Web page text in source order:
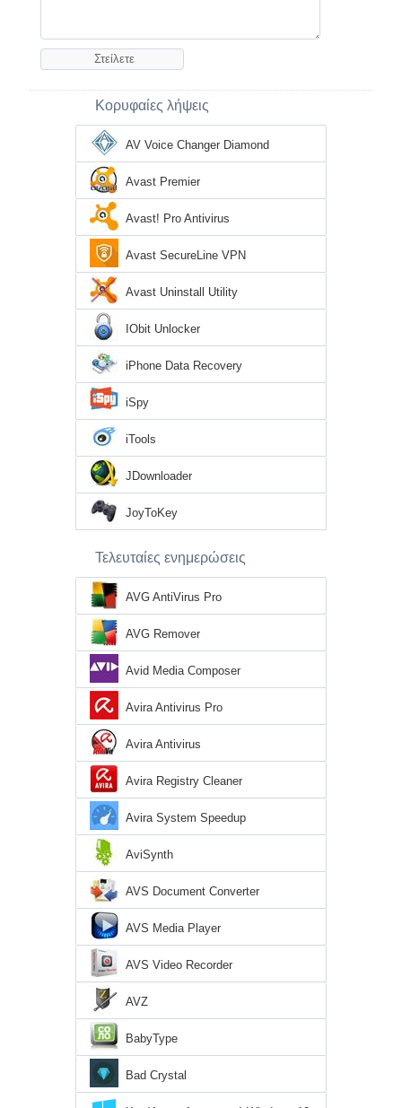
Κορυφαίες λήψεις
AV Voice Changer Diamond
Avast Premier
Avast! Pro Antivirus
Avast SecureLine VPN
Avast Uninstall Utility
IObit Unlocker
iPhone Data Recovery
iSpy
iTools
JDownloader
JoyToKey
Τελευταίες ενημερώσεις
AVG AntiVirus Pro
AVG Remover
Avid Media Composer
Avira Antivirus Pro
Avira Antivirus
Avira Registry Cleaner
Avira System Speedup
AviSynth
AVS Document Converter
AVS Media Player
AVS Video Recorder
AVZ
BabyType
Bad Crystal